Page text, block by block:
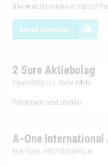
tillverkar det exklusiva märket
Besök hemsidan
2 Sure Aktiebolag
SISJÖVÄGEN 213, 43638 ASKIM
Partihandel med textilier
A-One International
BOX 16391, 10327 STOCKHOLM